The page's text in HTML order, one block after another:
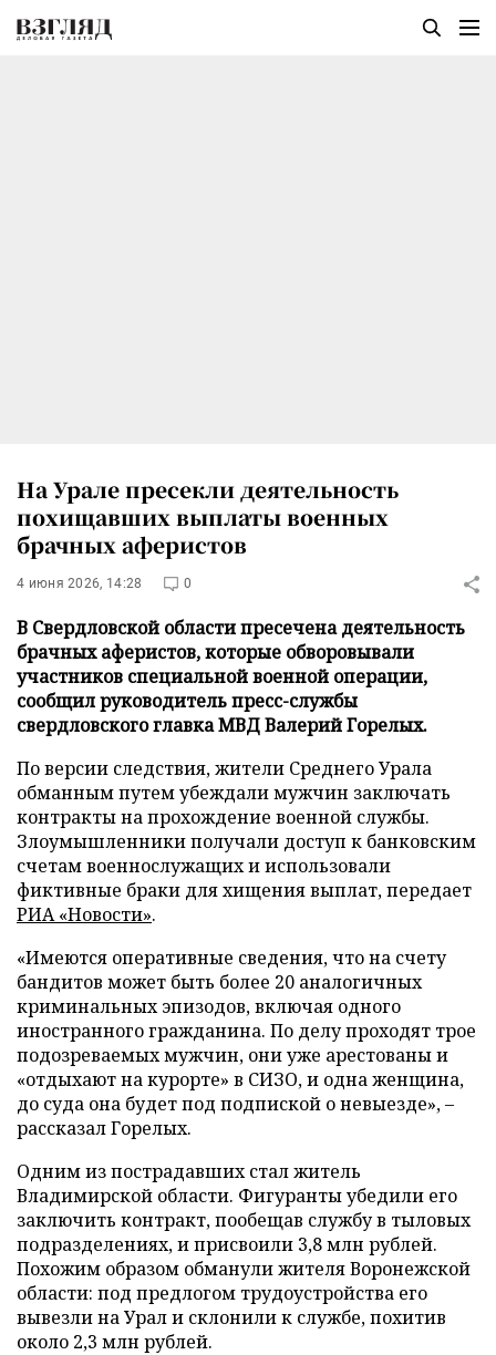
На Урале пресекли деятельность
похищавших выплаты военных
брачных аферистов
4 июня 2026, 14:28 0
В Свердловской области пресечена деятельность
брачных аферистов, которые обворовывали
участников специальной военной операции,
сообщил руководитель пресс-службы
свердловского главка МВД Валерий Горелых.
По версии следствия, жители Среднего Урала
обманным путем убеждали мужчин заключать
контракты на прохождение военной службы.
Злоумышленники получали доступ к банковским
счетам военнослужащих и использовали
фиктивные браки для хищения выплат, передает
РИА «Новости».
«Имеются оперативные сведения, что на счету
бандитов может быть более 20 аналогичных
криминальных эпизодов, включая одного
иностранного гражданина. По делу проходят трое
подозреваемых мужчин, они уже арестованы и
«отдыхают на курорте» в СИЗО, и одна женщина,
до суда она будет под подпиской о невыезде», –
рассказал Горелых.
Одним из пострадавших стал житель
Владимирской области. Фигуранты убедили его
заключить контракт, пообещав службу в тыловых
подразделениях, и присвоили 3,8 млн рублей.
Похожим образом обманули жителя Воронежской
области: под предлогом трудоустройства его
вывезли на Урал и склонили к службе, похитив
около 2,3 млн рублей.